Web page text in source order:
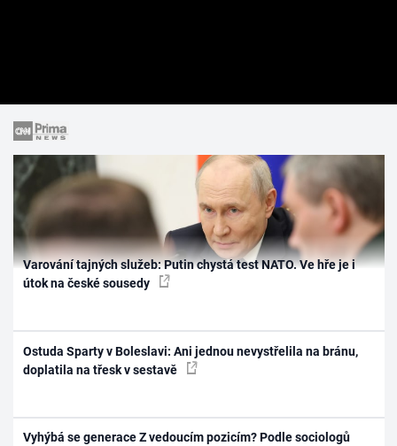
Varování tajných služeb: Putin chystá test NATO. Ve hře je i
útok na české sousedy
Ostuda Sparty v Boleslavi: Ani jednou nevystřelila na bránu,
doplatila na třesk v sestavě
Vyhýbá se generace Z vedoucím pozicím? Podle sociologů